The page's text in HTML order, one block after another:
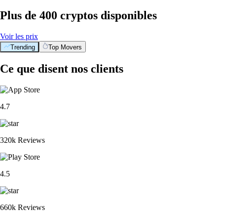
Plus de 400 cryptos disponibles
Voir les prix
Trending Top Movers
Ce que disent nos clients
4.7
320k Reviews
4.5
660k Reviews